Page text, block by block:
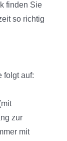
finden Sie
so richtig
folgt auf:
zur
mit